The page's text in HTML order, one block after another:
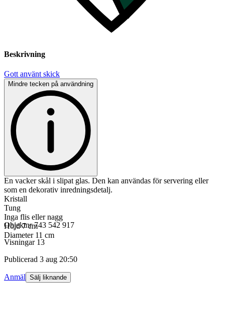
Beskrivning
Gott använt skick
Mindre tecken på användning
En vacker skål i slipat glas. Den kan användas för servering eller
som en dekorativ inredningsdetalj.
Kristall
Tung
Inga flis eller nagg
Höjd 7 cm
Diameter 11 cm
Objektnr 743 542 917
Visningar 13
Publicerad 3 aug 20:50
Anmäl Sälj liknande